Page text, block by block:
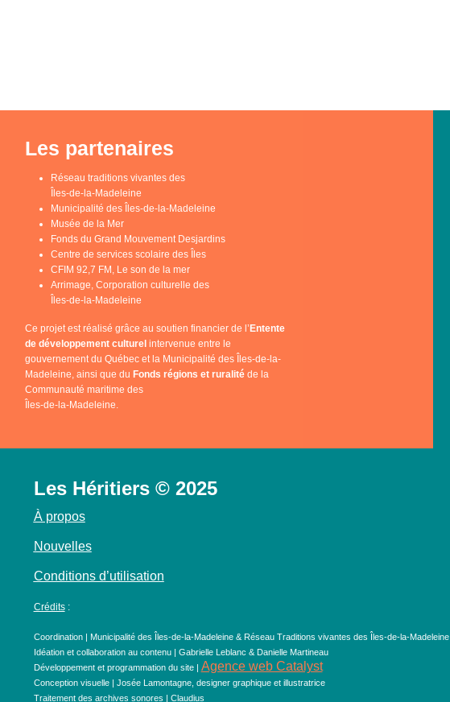
Les partenaires
Réseau traditions vivantes des
Îles-de-la-Madeleine
Municipalité des Îles-de-la-Madeleine
Musée de la Mer
Fonds du Grand Mouvement Desjardins
Centre de services scolaire des Îles
CFIM 92,7 FM, Le son de la mer
Arrimage, Corporation culturelle des
Îles-de-la-Madeleine
Ce projet est réalisé grâce au soutien financier de l’Entente
de développement culturel intervenue entre le
gouvernement du Québec et la Municipalité des Îles-de-la-
Madeleine, ainsi que du Fonds régions et ruralité de la
Communauté maritime des
Îles-de-la-Madeleine.
Les Héritiers © 2025
À propos
Nouvelles
Conditions d’utilisation
Crédits:
Coordination | Municipalité des Îles-de-la-Madeleine & Réseau Traditions vivantes des Îles-de-la-Madeleine
Idéation et collaboration au contenu | Gabrielle Leblanc & Danielle Martineau
Développement et programmation du site | Agence web Catalyst
Conception visuelle | Josée Lamontagne, designer graphique et illustratrice
Traitement des archives sonores | Claudius